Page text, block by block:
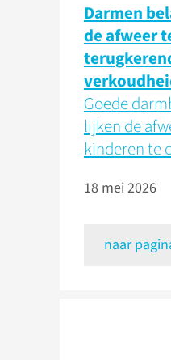
Darmen
de afweer
Goede
lijken de
kinderen te
18 mei 2026
naar